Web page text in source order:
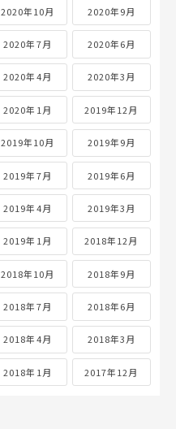
2020年10月 2020年9月
2020年7月 2020年6月
2020年4月 2020年3月
2020年1月 2019年12月
2019年10月 2019年9月
2019年7月 2019年6月
2019年4月 2019年3月
2019年1月 2018年12月
2018年10月 2018年9月
2018年7月 2018年6月
2018年4月 2018年3月
2018年1月 2017年12月